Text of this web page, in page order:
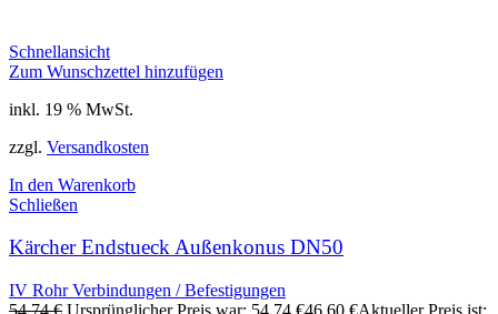
Schnellansicht
Zum Wunschzettel hinzufügen
inkl. 19 % MwSt.
zzgl. Versandkosten
In den Warenkorb
Schließen
Kärcher Endstueck Außenkonus DN50
IV Rohr Verbindungen / Befestigungen